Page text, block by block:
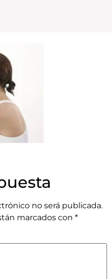
no será publicada.
marcados con *